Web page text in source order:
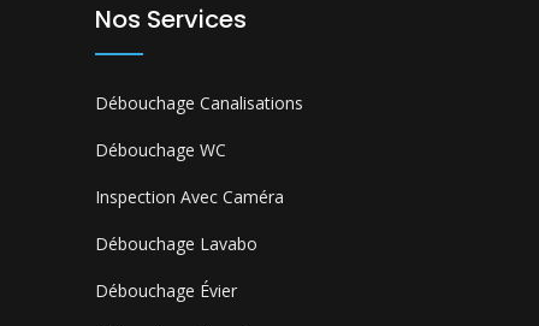
Nos Services
Débouchage Canalisations
Débouchage WC
Inspection Avec Caméra
Débouchage Lavabo
Débouchage Évier